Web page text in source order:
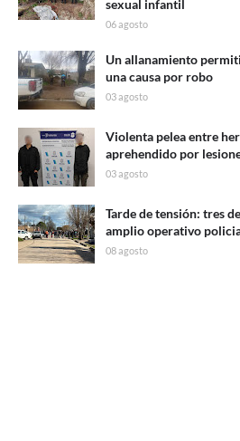
sexual infantil
06 agosto
Un allanamiento
una causa por robo
03 agosto
Violenta pelea entre
aprehendido por
03 agosto
Tarde de tensión: tres
amplio operativo
08 agosto